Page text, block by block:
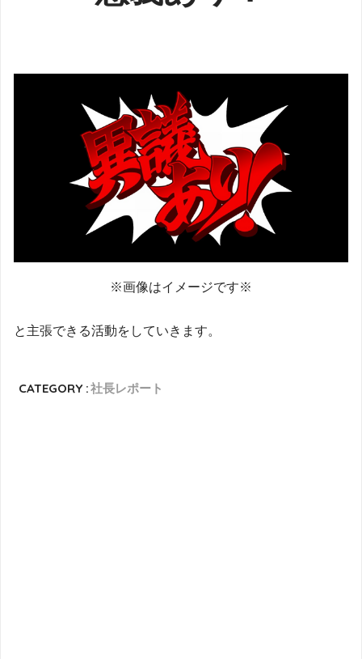
※画像はイメージです※
と主張できる活動をしていきます。
CATEGORY :社長レポート